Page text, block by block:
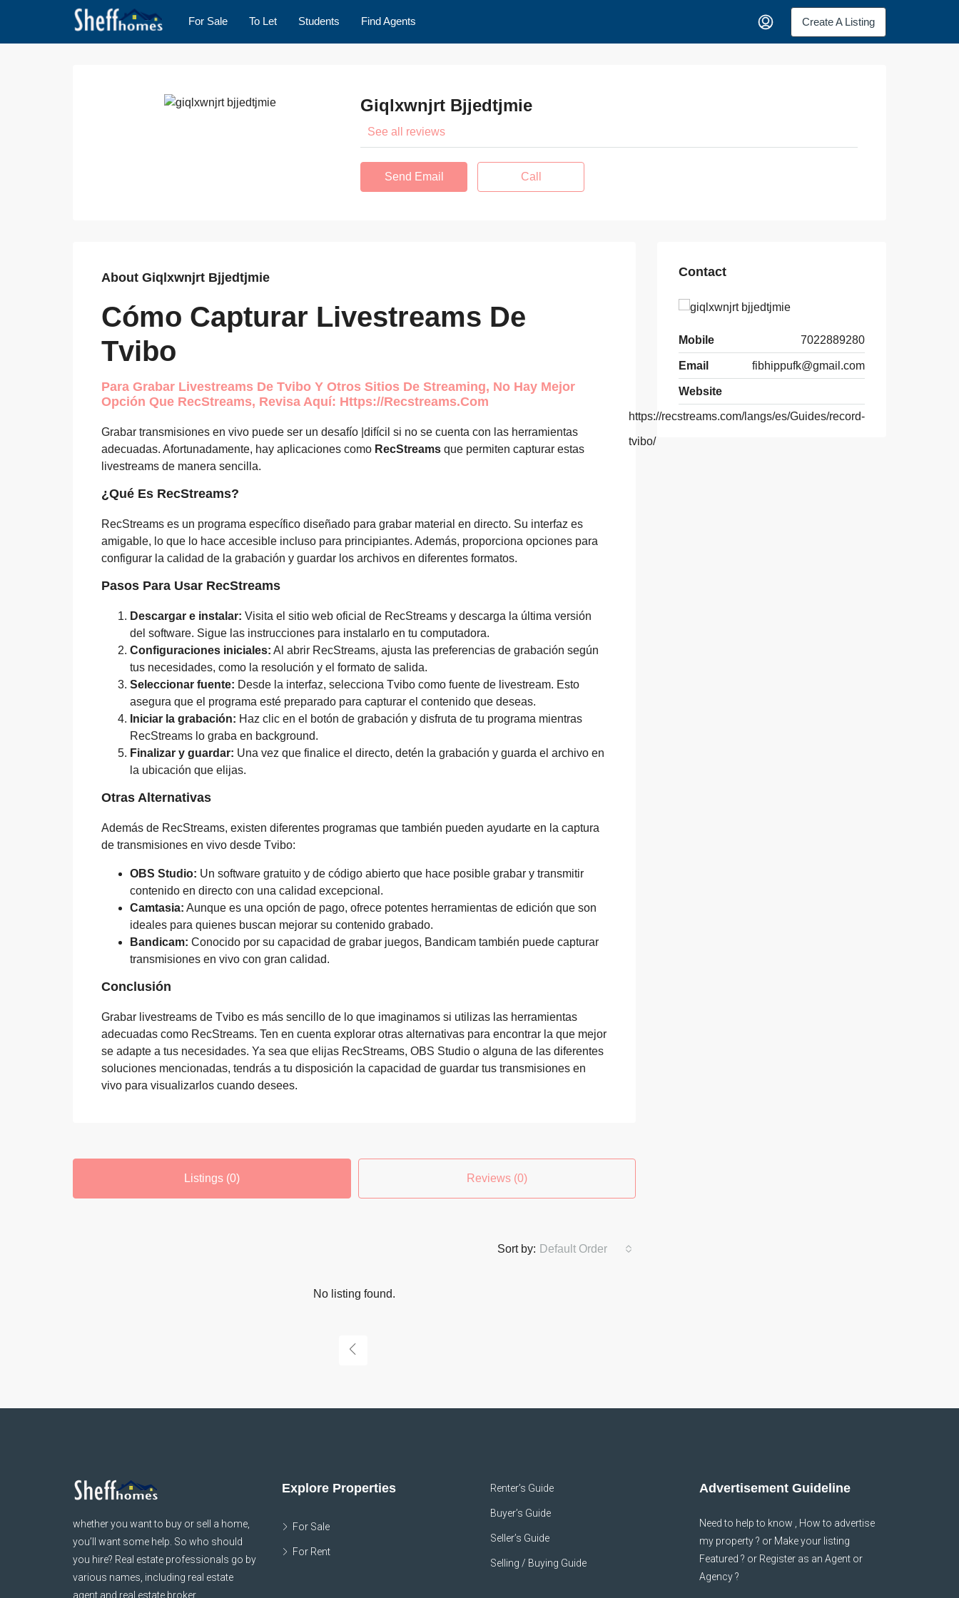
For Sale To Let Students Find Agents Create A Listing
Giqlxwnjrt Bjjedtjmie
See all reviews
Send Email Call
About Giqlxwnjrt Bjjedtjmie
Cómo Capturar Livestreams De
Tvibo
Para Grabar Livestreams De Tvibo Y Otros Sitios De Streaming, No Hay Mejor
Opción Que RecStreams, Revisa Aquí: Https://recstreams.com
Grabar transmisiones en vivo puede ser un desafío |difícil si no se cuenta con las herramientas
adecuadas. Afortunadamente, hay aplicaciones como RecStreams que permiten capturar estas
livestreams de manera sencilla.
¿Qué Es RecStreams?
RecStreams es un programa específico diseñado para grabar material en directo. Su interfaz es
amigable, lo que lo hace accesible incluso para principiantes. Además, proporciona opciones para
configurar la calidad de la grabación y guardar los archivos en diferentes formatos.
Pasos Para Usar RecStreams
Descargar e instalar: Visita el sitio web oficial de RecStreams y descarga la última versión
del software. Sigue las instrucciones para instalarlo en tu computadora.
Configuraciones iniciales: Al abrir RecStreams, ajusta las preferencias de grabación según
tus necesidades, como la resolución y el formato de salida.
Seleccionar fuente: Desde la interfaz, selecciona Tvibo como fuente de livestream. Esto
asegura que el programa esté preparado para capturar el contenido que deseas.
Iniciar la grabación: Haz clic en el botón de grabación y disfruta de tu programa mientras
RecStreams lo graba en background.
Finalizar y guardar: Una vez que finalice el directo, detén la grabación y guarda el archivo en
la ubicación que elijas.
Otras Alternativas
Además de RecStreams, existen diferentes programas que también pueden ayudarte en la captura
de transmisiones en vivo desde Tvibo:
OBS Studio: Un software gratuito y de código abierto que hace posible grabar y transmitir
contenido en directo con una calidad excepcional.
Camtasia: Aunque es una opción de pago, ofrece potentes herramientas de edición que son
ideales para quienes buscan mejorar su contenido grabado.
Bandicam: Conocido por su capacidad de grabar juegos, Bandicam también puede capturar
transmisiones en vivo con gran calidad.
Conclusión
Grabar livestreams de Tvibo es más sencillo de lo que imaginamos si utilizas las herramientas
adecuadas como RecStreams. Ten en cuenta explorar otras alternativas para encontrar la que mejor
se adapte a tus necesidades. Ya sea que elijas RecStreams, OBS Studio o alguna de las diferentes
soluciones mencionadas, tendrás a tu disposición la capacidad de guardar tus transmisiones en
vivo para visualizarlos cuando desees.
Listings (0) Reviews (0)
Sort by: Default Order
No listing found.
Contact
Mobile 7022889280
Email fibhippufk@gmail.com
Website
https://recstreams.com/langs/es/Guides/record-
tvibo/
whether you want to buy or sell a home,
you’ll want some help. So who should
you hire? Real estate professionals go by
various names, including real estate
agent and real estate broker
Explore Properties
For Sale
For Rent
Renter’s Guide
Buyer’s Guide
Seller’s Guide
Selling / Buying Guide
Advertisement Guideline
Need to help to know , How to advertise
my property ? or Make your listing
Featured ? or Register as an Agent or
Agency ?